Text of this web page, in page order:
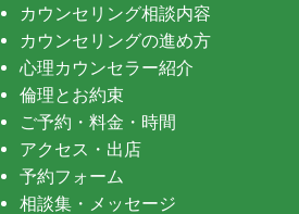
カウンセリング相談内容
カウンセリングの進め方
心理カウンセラー紹介
倫理とお約束
ご予約・料金・時間
アクセス・出店
予約フォーム
相談集・メッセージ